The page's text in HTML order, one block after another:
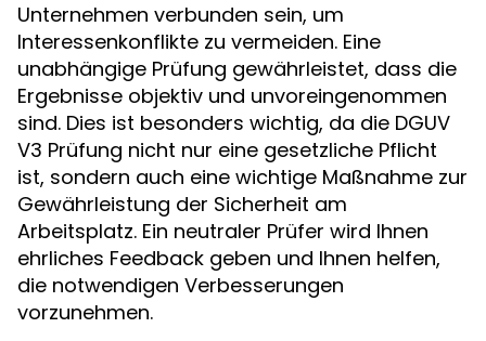
Unternehmen verbunden sein, um
Interessenkonflikte zu vermeiden. Eine
unabhängige Prüfung gewährleistet, dass die
Ergebnisse objektiv und unvoreingenommen
sind. Dies ist besonders wichtig, da die DGUV
V3 Prüfung nicht nur eine gesetzliche Pflicht
ist, sondern auch eine wichtige Maßnahme zur
Gewährleistung der Sicherheit am
Arbeitsplatz. Ein neutraler Prüfer wird Ihnen
ehrliches Feedback geben und Ihnen helfen,
die notwendigen Verbesserungen
vorzunehmen.